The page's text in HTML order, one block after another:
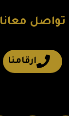
تواصل معانا
ارقامنا